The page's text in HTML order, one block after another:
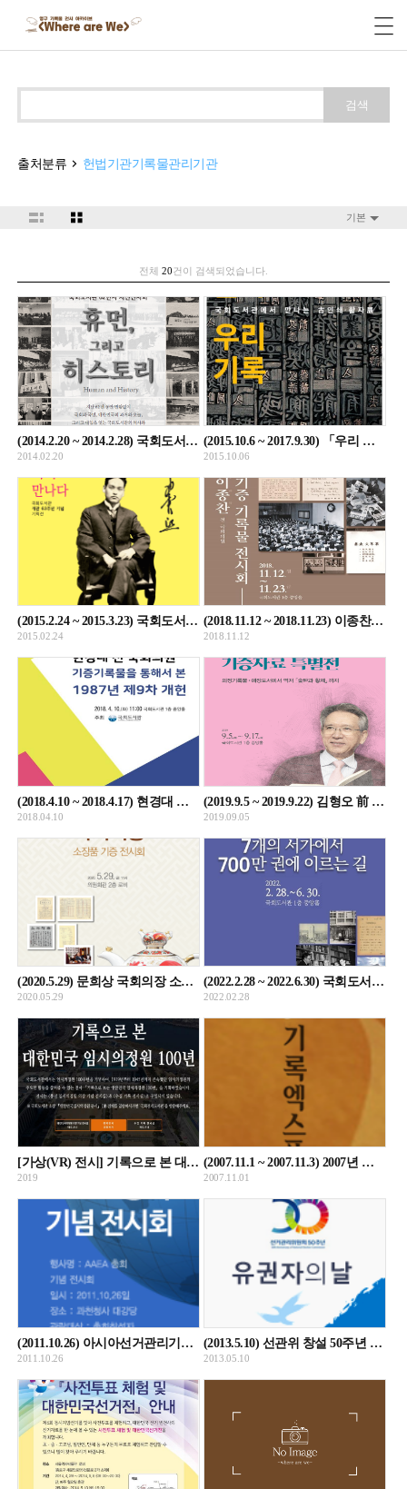
검색
출처분류 헌법기관기록물관리기관
기본
전체 20건이 검색되었습니다.
(2014.2.20 ~ 2014.2.28) 국회도서관 62년사 사진전시회: 휴먼, 그리고 히스토리
2014.02.20
(2015.10.6 ~ 2017.9.30) 「우리 활자, 우리 기록-국회도서관에서 만나는 古인쇄·활자展」
2015.10.06
(2015.2.24 ~ 2015.3.23) 국회도서관 개관 63주년 기념 기획전 「의회지도자 해공 신익희 선생, 국회도서관 기록으로 만나다」
2015.02.24
(2018.11.12 ~ 2018.11.23) 이종찬 전 국회의원 기증 기록물 전시회
2018.11.12
(2018.4.10 ~ 2018.4.17) 현경대 전 국회의원 기증기록물을 통해서 본 1987년 제9차 개헌
2018.04.10
(2019.9.5 ~ 2019.9.22) 김형오 前 국회의장 기증자료 특별전
2019.09.05
(2020.5.29) 문희상 국회의장 소장품 기증 전시회
2020.05.29
(2022.2.28 ~ 2022.6.30) 국회도서관 개관 70주년 기념 전시-7개의 서가에서 700만 권에 이르는 길-
2022.02.28
[가상(VR) 전시] 기록으로 본 대한민국 임시의정원 100년
2019
(2007.11.1 ~ 2007.11.3) 2007년 기록 엑스포 선거기록 코너
2007.11.01
(2011.10.26) 아시아선거관리기관협의회(AAEA) 총회 기념 전시회
2011.10.26
(2013.5.10) 선관위 창설 50주년 및 제2회 유권자의 날 전시회
2013.05.10